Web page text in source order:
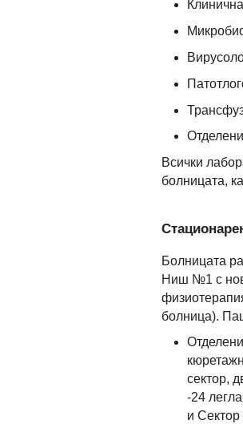
Всички
болницата,
Болницата
Ниш №1 с
болница).
сектор,
-24
и Сектор